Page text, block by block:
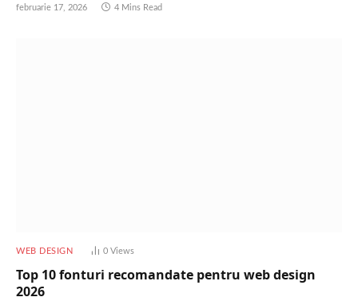
februarie 17, 2026 4 Mins Read
WEB DESIGN 0 Views
Top 10 fonturi recomandate pentru web design
2026